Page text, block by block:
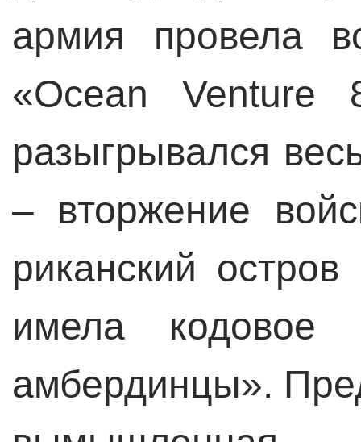
армия провела
«Ocean Venture
разыгрывался
– вторжение
риканский
имела кодовое
амбердинцы».